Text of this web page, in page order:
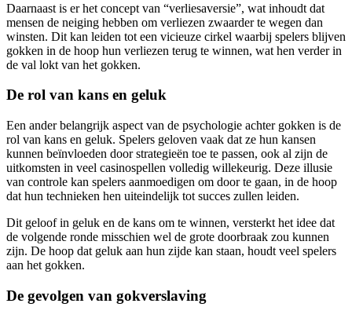
Daarnaast is er het concept van “verliesaversie”, wat inhoudt dat
mensen de neiging hebben om verliezen zwaarder te wegen dan
winsten. Dit kan leiden tot een vicieuze cirkel waarbij spelers blijven
gokken in de hoop hun verliezen terug te winnen, wat hen verder in
de val lokt van het gokken.
De rol van kans en geluk
Een ander belangrijk aspect van de psychologie achter gokken is de
rol van kans en geluk. Spelers geloven vaak dat ze hun kansen
kunnen beïnvloeden door strategieën toe te passen, ook al zijn de
uitkomsten in veel casinospellen volledig willekeurig. Deze illusie
van controle kan spelers aanmoedigen om door te gaan, in de hoop
dat hun technieken hen uiteindelijk tot succes zullen leiden.
Dit geloof in geluk en de kans om te winnen, versterkt het idee dat
de volgende ronde misschien wel de grote doorbraak zou kunnen
zijn. De hoop dat geluk aan hun zijde kan staan, houdt veel spelers
aan het gokken.
De gevolgen van gokverslaving